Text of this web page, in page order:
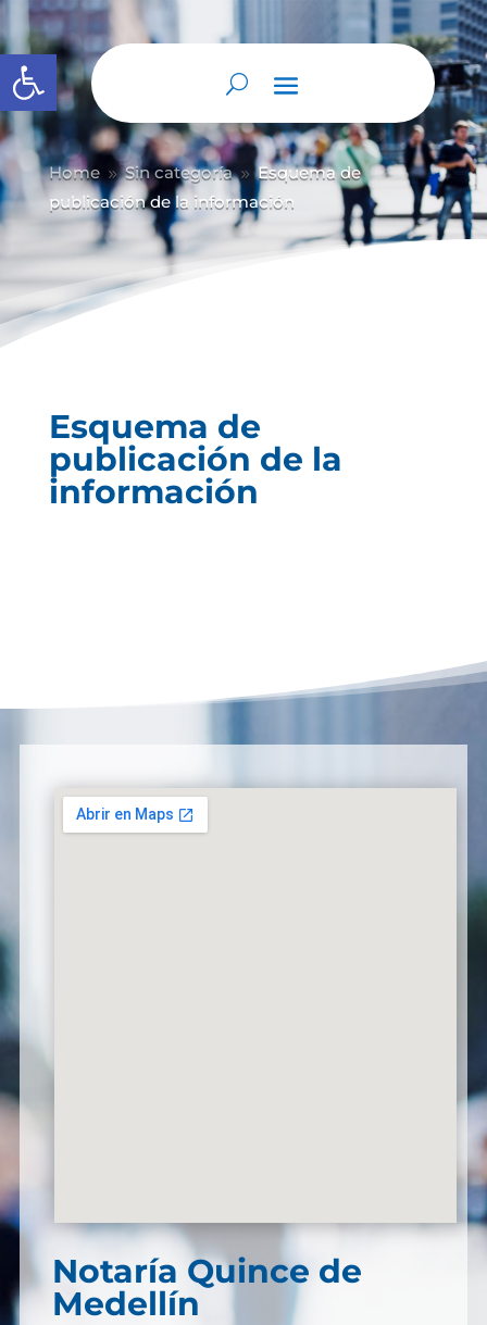
Abrir barra de herramientas
Home 9 Sin categoría 9 Esquema de
publicación de la información
Esquema de
publicación de la
información
Notaría Quince de
Medellín